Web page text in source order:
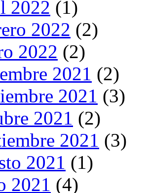
2022 (1)
2022 (2)
2022 (2)
2021 (2)
2021 (3)
2021 (2)
2021 (3)
2021 (1)
2021 (4)